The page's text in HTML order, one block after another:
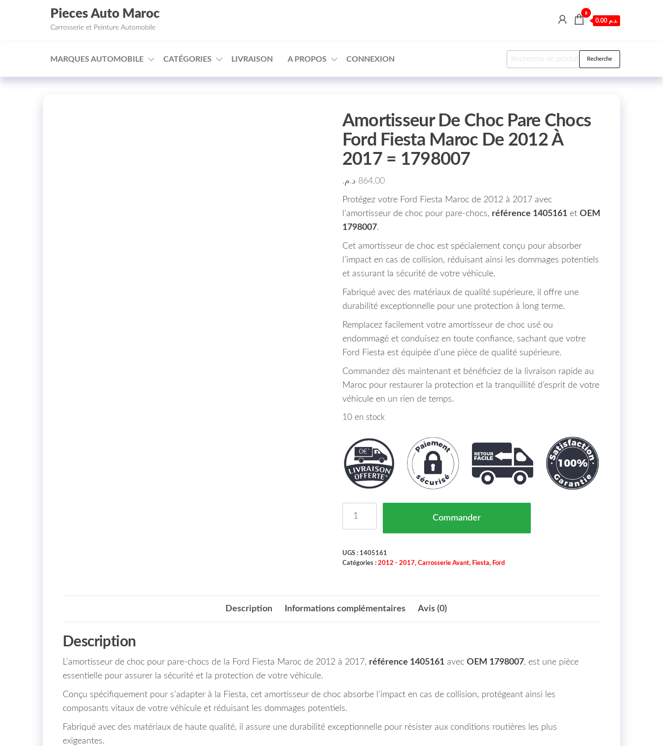
□
Aller au contenu
Pieces Auto Maroc
Carrosserie et Peinture Automobile
0
0.00 د.م.
MARQUES AUTOMOBILE CATÉGORIES LIVRAISON A PROPOS CONNEXION Recherche pour : Recherche
Amortisseur De Choc Pare Chocs
Ford Fiesta Maroc De 2012 À
2017 = 1798007
864.00 د.م.
Protégez votre Ford Fiesta Maroc de 2012 à 2017 avec
l’amortisseur de choc pour pare-chocs, référence 1405161et OEM
1798007.
Cet amortisseur de choc est spécialement conçu pour absorber
l’impact en cas de collision, réduisant ainsi les dommages potentiels
et assurant la sécurité de votre véhicule.
Fabriqué avec des matériaux de qualité supérieure, il offre une
durabilité exceptionnelle pour une protection à long terme.
Remplacez facilement votre amortisseur de choc usé ou
endommagé et conduisez en toute confiance, sachant que votre
Ford Fiesta est équipée d’une pièce de qualité supérieure.
Commandez dès maintenant et bénéficiez de la livraison rapide au
Maroc pour restaurer la protection et la tranquillité d’esprit de votre
véhicule en un rien de temps.
10 en stock
Commander
UGS : 1405161
Catégories : 2012 - 2017, Carrosserie Avant, Fiesta, Ford
Description Informations complémentaires Avis (0)
Description
L’amortisseur de choc pour pare-chocs de la Ford Fiesta Maroc de 2012 à 2017, référence 1405161 avec OEM 1798007, est une pièce
essentielle pour assurer la sécurité et la protection de votre véhicule.
Conçu spécifiquement pour s’adapter à la Fiesta, cet amortisseur de choc absorbe l’impact en cas de collision, protégeant ainsi les
composants vitaux de votre véhicule et réduisant les dommages potentiels.
Fabriqué avec des matériaux de haute qualité, il assure une durabilité exceptionnelle pour résister aux conditions routières les plus
exigeantes.